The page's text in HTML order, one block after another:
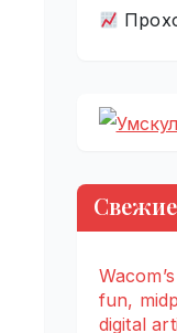
fun,
digital